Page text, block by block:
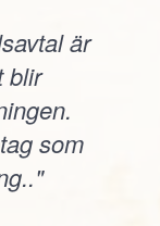
är
blir
som